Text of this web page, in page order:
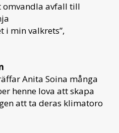
omvandla avfall till
i min valkrets”,
Anita Soina många
henne lova att skapa
att ta deras klimatoro